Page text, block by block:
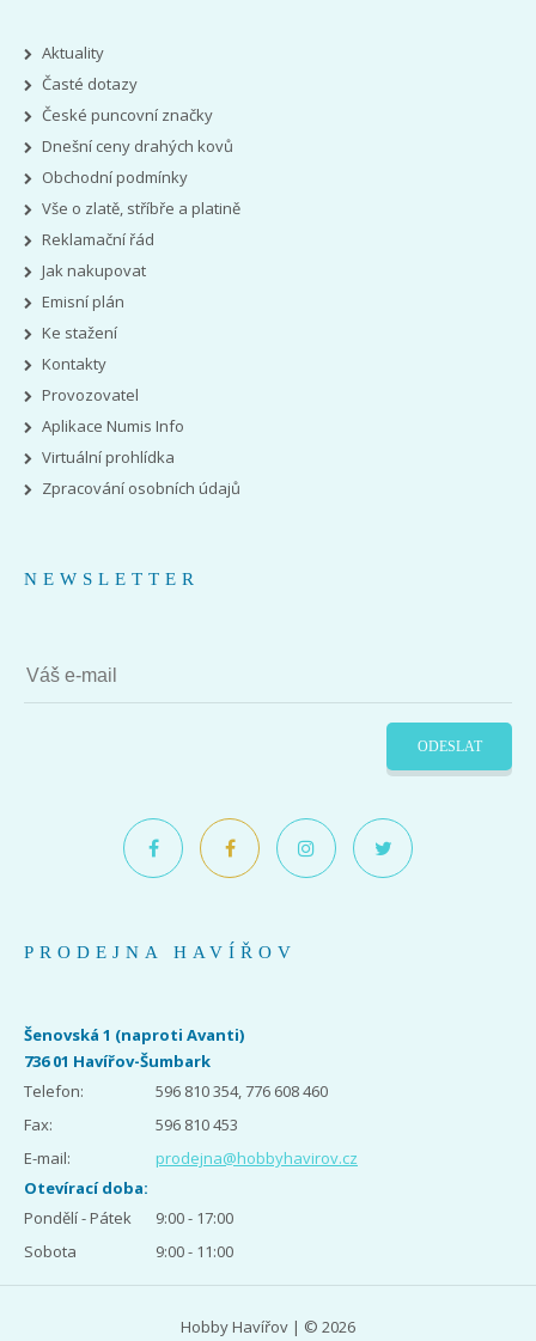
Aktuality
Časté dotazy
České puncovní značky
Dnešní ceny drahých kovů
Obchodní podmínky
Vše o zlatě, stříbře a platině
Reklamační řád
Jak nakupovat
Emisní plán
Ke stažení
Kontakty
Provozovatel
Aplikace Numis Info
Virtuální prohlídka
Zpracování osobních údajů
NEWSLETTER
ODESLAT
PRODEJNA HAVÍŘOV
Šenovská 1 (naproti Avanti)
736 01 Havířov-Šumbark
Telefon:
596 810 354, 776 608 460
Fax:
596 810 453
E-mail:
prodejna@hobbyhavirov.cz
Otevírací doba:
Pondělí - Pátek
9:00 - 17:00
Sobota
9:00 - 11:00
Hobby Havířov | © 2026